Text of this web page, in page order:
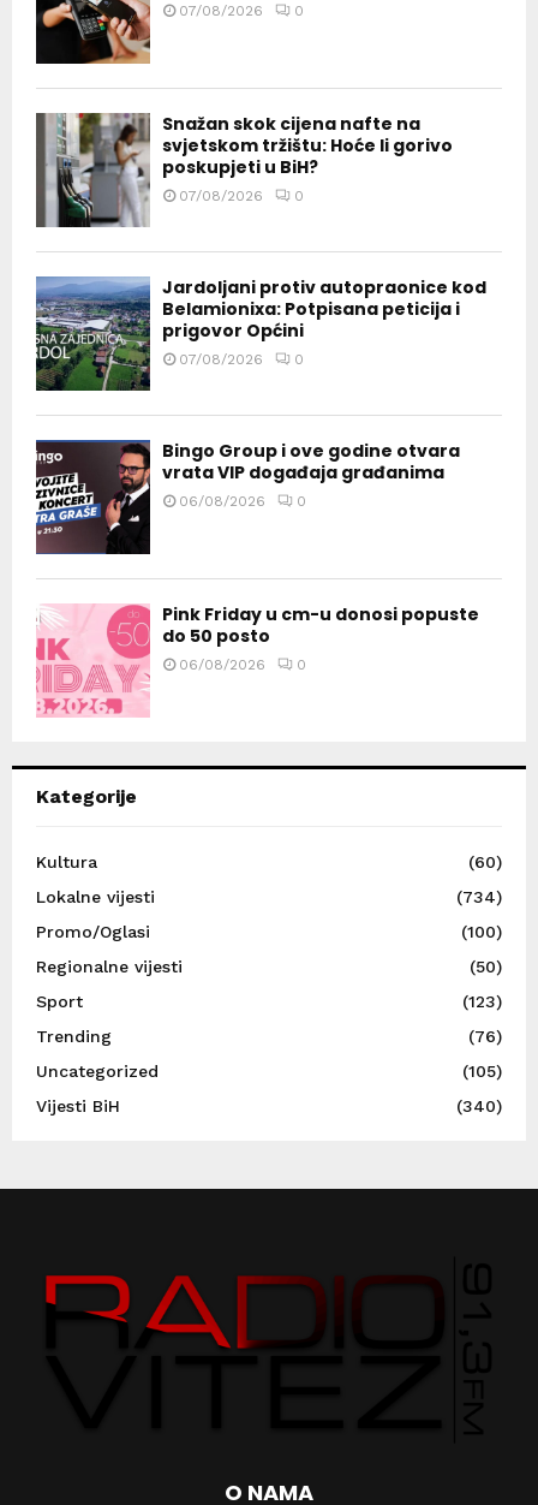
07/08/2026 0
Snažan skok cijena nafte na
svjetskom tržištu: Hoće li gorivo
poskupjeti u BiH?
07/08/2026 0
Jardoljani protiv autopraonice kod
Belamionixa: Potpisana peticija i
prigovor Općini
07/08/2026 0
Bingo Group i ove godine otvara
vrata VIP događaja građanima
06/08/2026 0
Pink Friday u cm-u donosi popuste
do 50 posto
06/08/2026 0
Kategorije
Kultura
(60)
Lokalne vijesti
(734)
Promo/Oglasi
(100)
Regionalne vijesti
(50)
Sport
(123)
Trending
(76)
Uncategorized
(105)
Vijesti BiH
(340)
O NAMA